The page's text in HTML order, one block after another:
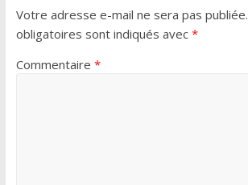
Votre adresse e-mail ne sera pas publiée.
obligatoires sont indiqués avec *
Commentaire *